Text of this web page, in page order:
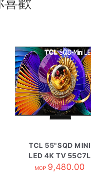
TCL 55"SQD MINI
LED 4K TV 55C7L
MOP 9,480.00